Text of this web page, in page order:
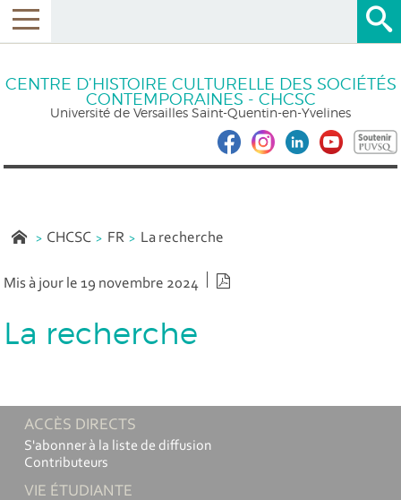
CENTRE D’HISTOIRE CULTURELLE DES SOCIÉTÉS
CONTEMPORAINES - CHCSC
Université de Versailles Saint-Quentin-en-Yvelines
CHCSC FR La recherche
Mis à jour le 19 novembre 2024
La recherche
ACCÈS DIRECTS
S'abonner à la liste de diffusion
Contributeurs
VIE ÉTUDIANTE